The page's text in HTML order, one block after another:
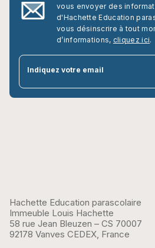
vous envoyer des
d'Hachette Education
vous désinscrire à tout
d’informations, cliquez ici.
Indiquez votre email
Hachette Education parascolaire
Immeuble Louis Hachette
58 rue Jean Bleuzen – CS 70007
92178 Vanves CEDEX, France